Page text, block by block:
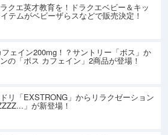
クエ英才教育を！ドラクエベビー＆キッ
テムがベビーザらスなどで販売決定！
ェイン200mg！？サントリー「ボス」か
の「ボス カフェイン」2商品が登場！
リ「EXSTRONG」からリラクゼーション
」が新登場！